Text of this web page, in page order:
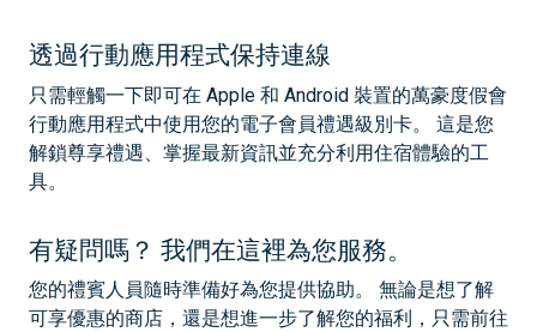
透過行動應用程式保持連線
只需輕觸一下即可在 Apple 和 Android 裝置的萬豪度假會
行動應用程式中使用您的電子會員禮遇級別卡。 這是您
解鎖尊享禮遇、掌握最新資訊並充分利用住宿體驗的工
具。
有疑問嗎？ 我們在這裡為您服務。
您的禮賓人員隨時準備好為您提供協助。 無論是想了解
可享優惠的商店，還是想進一步了解您的福利，只需前往